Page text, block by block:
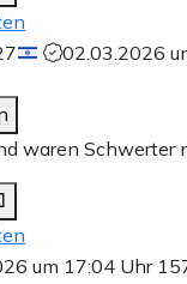
02.03.2026
waren Schwerter
um 17:04 Uhr